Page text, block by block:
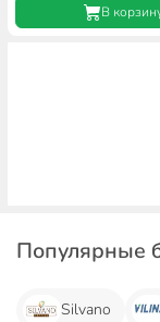
В
Популярные
Silvano